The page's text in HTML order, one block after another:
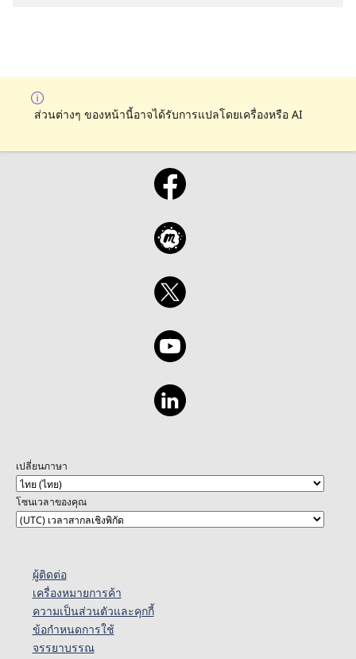
ส่วนต่างๆ ของหน้านี้อาจได้รับการแปลโดยเครื่องหรือ AI
เปลี่ยนภาษา
โซนเวลาของคุณ
ผู้ติดต่อ
เครื่องหมายการค้า
ความเป็นส่วนตัวและคุกกี้
ข้อกำหนดการใช้
จรรยาบรรณ